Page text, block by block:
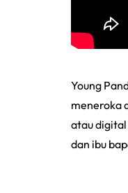
Young
meneroka
atau
dan ibu